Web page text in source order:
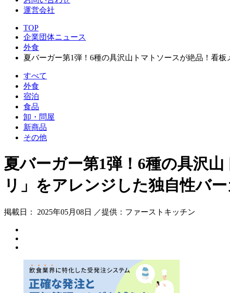
運営会社
TOP
企業団体ニュース
外食
夏バーガー第1弾！6種の具沢山トマトソースが絶品！看
すべて
外食
宿泊
食品
卸・問屋
新商品
その他
夏バーガー第1弾！6種の具沢
リ」をアレンジした独自性バー
掲載日： 2025年05月08日 ／提供：ファーストキッチン